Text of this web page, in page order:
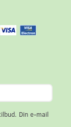
Din e-mail